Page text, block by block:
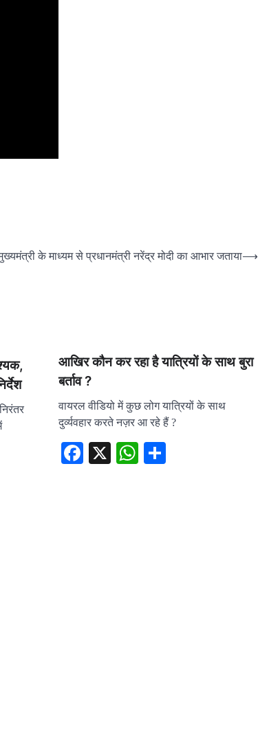
के माध्यम से प्रधानमंत्री नरेंद्र मोदी का आभार जताया⟶
आखिर कौन कर रहा है यात्रियों के साथ बुरा
बर्ताव ?
वायरल वीडियो में कुछ लोग यात्रियों के साथ
दुर्व्यवहार करते नज़र आ रहे हैं ?
Facebook
X WhatsApp